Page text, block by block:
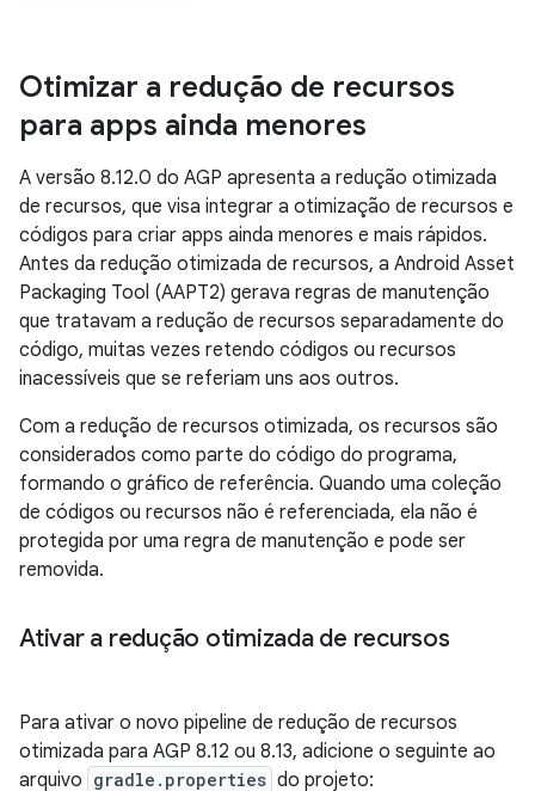
Otimizar a redução de recursos
para apps ainda menores
A versão 8.12.0 do AGP apresenta a redução otimizada
de recursos, que visa integrar a otimização de recursos e
códigos para criar apps ainda menores e mais rápidos.
Antes da redução otimizada de recursos, a Android Asset
Packaging Tool (AAPT2) gerava regras de manutenção
que tratavam a redução de recursos separadamente do
código, muitas vezes retendo códigos ou recursos
inacessíveis que se referiam uns aos outros.
Com a redução de recursos otimizada, os recursos são
considerados como parte do código do programa,
formando o gráfico de referência. Quando uma coleção
de códigos ou recursos não é referenciada, ela não é
protegida por uma regra de manutenção e pode ser
removida.
Ativar a redução otimizada de recursos
Para ativar o novo pipeline de redução de recursos
otimizada para AGP 8.12 ou 8.13, adicione o seguinte ao
arquivo gradle.properties do projeto: